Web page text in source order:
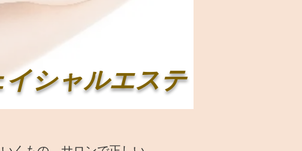
イシャルエステ